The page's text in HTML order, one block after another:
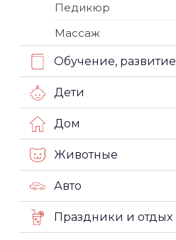
Педикюр
Массаж
Обучение, развитие
Дети
Дом
Животные
Авто
Праздники и отдых